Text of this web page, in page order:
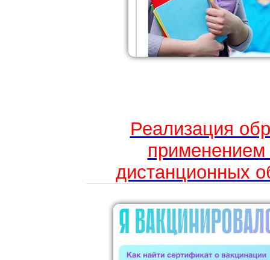
Реализация
применением
дистанционных